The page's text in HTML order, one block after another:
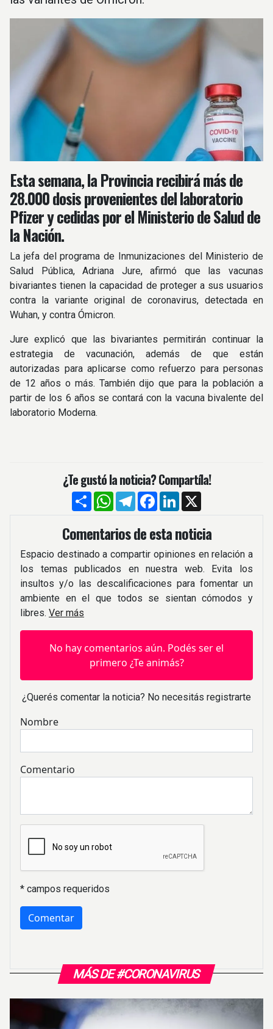
MÁS DE #CORONAVIRUS
Esta semana, la Provincia recibirá más de
28.000 dosis provenientes del laboratorio
Pfizer y cedidas por el Ministerio de Salud de
la Nación.
La jefa del programa de Inmunizaciones del Ministerio de
Salud Pública, Adriana Jure, afirmó que las vacunas
bivariantes tienen la capacidad de proteger a sus usuarios
contra la variante original de coronavirus, detectada en
Wuhan, y contra Ómicron.
Jure explicó que las bivariantes permitirán continuar la
estrategia de vacunación, además de que están
autorizadas para aplicarse como refuerzo para personas
de 12 años o más. También dijo que para la población a
partir de los 6 años se contará con la vacuna bivalente del
laboratorio Moderna.
¿Te gustó la noticia? Compartíla!
CompartirWhatsApp
TelegramFacebook
LinkedIn
Comentarios de esta noticia
Espacio destinado a compartir opiniones en relación a
los temas publicados en nuestra web. Evita los
insultos y/o las descalificaciones para fomentar un
ambiente en el que todos se sientan cómodos y
libres. Ver más
No hay comentarios aún. Podés ser el
primero ¿Te animás?
¿Querés comentar la noticia? No necesitás registrarte
Nombre
Comentario
* campos requeridos